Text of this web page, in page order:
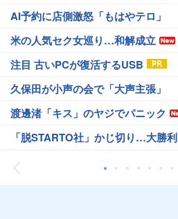
AI予約に店側激怒「もはやテロ」
米の人気セク女巡り…和解成立
注目 古いPCが復活するUSB
久保田が小声の会で「大声主張」
渡邊渚「キス」のヤジでパニック
「脱STARTO社」かじ切り…大勝利